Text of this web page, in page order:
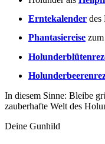
Erntekalender des
Phantasiereise
In diesem Sinne: Bleibe
zauberhafte Welt des
Deine Gunhild